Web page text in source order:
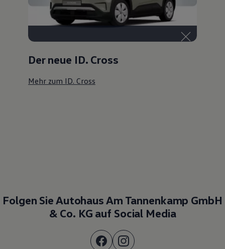
Der neue ID. Cross
Mehr zum ID. Cross
Folgen Sie Autohaus Am Tannenkamp GmbH
& Co. KG auf Social Media